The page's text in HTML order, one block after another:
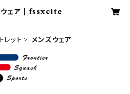
ウェア | fssxcite
ット メンズウェア